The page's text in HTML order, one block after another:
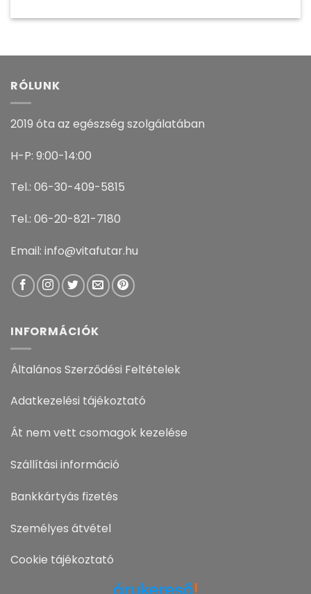
RÓLUNK
2019 óta az egészség szolgálatában
H-P: 9:00-14:00
Tel.: 06-30-409-5815
Tel.: 06-20-821-7180
Email: info@vitafutar.hu
INFORMÁCIÓK
Általános Szerződési Feltételek
Adatkezelési tájékoztató
Át nem vett csomagok kezelése
Szállítási információ
Bankkártyás fizetés
Személyes átvétel
Cookie tájékoztató